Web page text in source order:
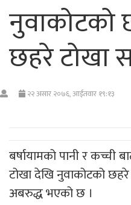
नुवाकोटको
छहरे टोखा
२२ असार २०७६, आईतवार १९:१३
बर्षायामको पानी र कच्ची
टोखा देखि नुवाकोटको
अबरुद्ध भएको छ ।